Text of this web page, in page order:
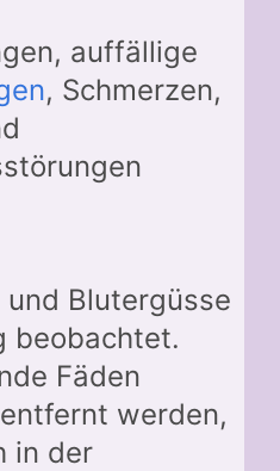
auffällige
, Schmerzen,
Blutergüsse
beobachtet.
Fäden
werden,
in der